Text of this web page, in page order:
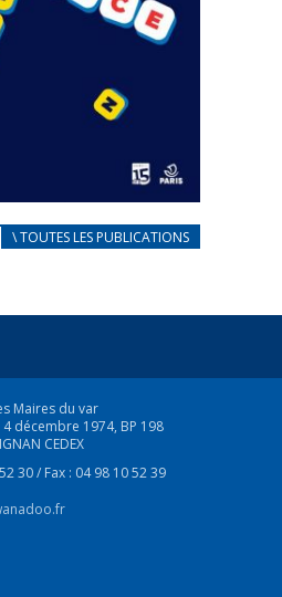
au mieux les réfugiés
\ TOUTES LES PUBLICATIONS
Maires du var
décembre 1974, BP 198
CEDEX
30 / Fax : 04 98 10 52 39